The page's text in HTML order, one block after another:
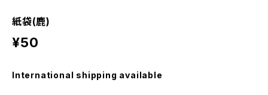
紙袋(鹿)
¥50
International shipping available